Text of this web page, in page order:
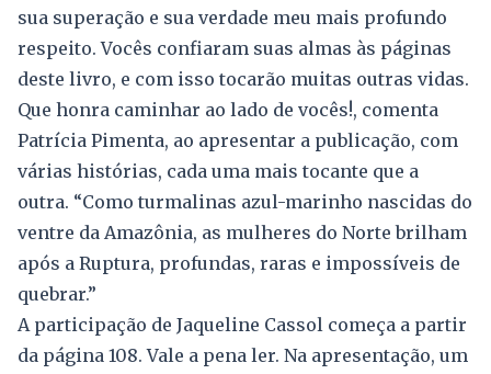
sua superação e sua verdade meu mais profundo
respeito. Vocês confiaram suas almas às páginas
deste livro, e com isso tocarão muitas outras vidas.
Que honra caminhar ao lado de vocês!, comenta
Patrícia Pimenta, ao apresentar a publicação, com
várias histórias, cada uma mais tocante que a
outra. “Como turmalinas azul-marinho nascidas do
ventre da Amazônia, as mulheres do Norte brilham
após a Ruptura, profundas, raras e impossíveis de
quebrar.”
A participação de Jaqueline Cassol começa a partir
da página 108. Vale a pena ler. Na apresentação, um